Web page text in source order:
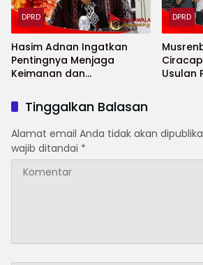
DPRD
Hasim Adnan Ingatkan
Pentingnya Menjaga
Keimanan dan
Puasa
DPRD
Usulan
Tinggalkan Balasan
Alamat email Anda tidak akan
wajib ditandai *